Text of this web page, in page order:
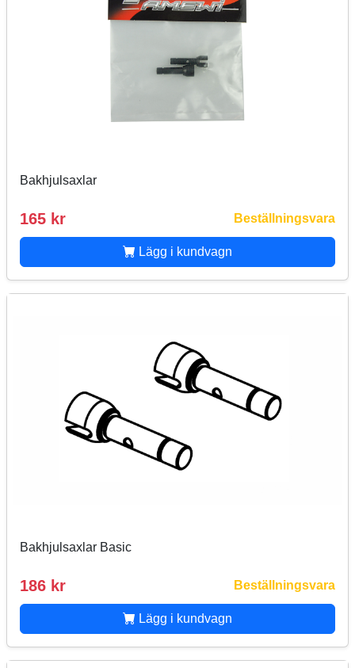
Bakhjulsaxlar
165 kr Beställningsvara
Lägg i kundvagn
Bakhjulsaxlar Basic
186 kr Beställningsvara
Lägg i kundvagn